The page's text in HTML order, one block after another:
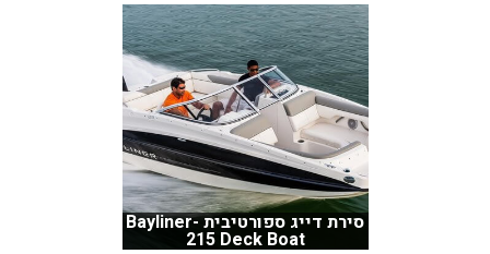
סירת דייג ספורטיבית Bayliner-
215 Deck Boat